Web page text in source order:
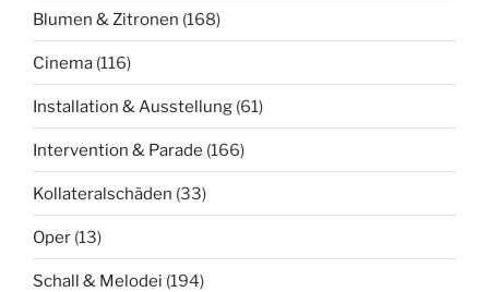
Blumen & Zitronen (168)
Cinema (116)
Installation & Ausstellung (61)
Intervention & Parade (166)
Kollateralschäden (33)
Oper (13)
Schall & Melodei (194)